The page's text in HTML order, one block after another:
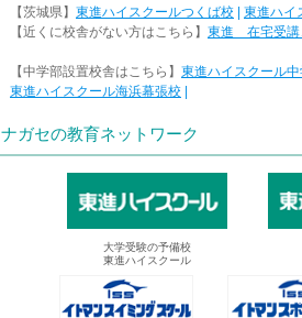
【茨城県】 東進ハイスクールつくば校
東進ハイ
【近くに校舎がない方はこちら】 東進 在宅受講
【中学部設置校舎はこちら】 東進ハイスクール
東進ハイスクール海浜幕張校
ナガセの教育ネットワーク
大学受験の予備校
東進ハイスクール